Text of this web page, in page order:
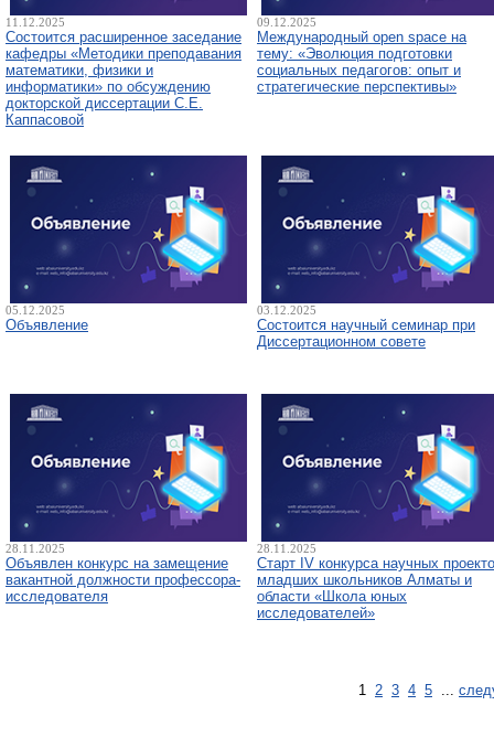
11.12.2025
Состоится расширенное заседание
кафедры «Методики преподавания
математики, физики и
информатики» по обсуждению
докторской диссертации С.Е.
Каппасовой
09.12.2025
Международный open space на
тему: «Эволюция подготовки
социальных педагогов: опыт и
стратегические перспективы»
05.12.2025
Объявление
03.12.2025
Состоится научный семинар при
Диссертационном совете
28.11.2025
Объявлен конкурс на замещение
вакантной должности профессора-
исследователя
28.11.2025
Старт IV конкурса научных
младших школьников Алматы и
области «Школа юных
исследователей»
1 2 3 4 5 ...